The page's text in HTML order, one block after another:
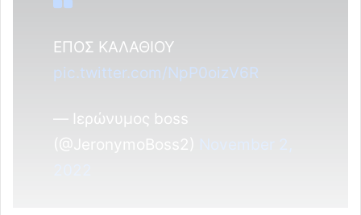
ΕΠΟΣ ΚΑΛΑΘΙΟΥ
pic.twitter.com/NpP0oizV6R
— Ιερώνυμος boss
(@JeronymoBoss2) November 2,